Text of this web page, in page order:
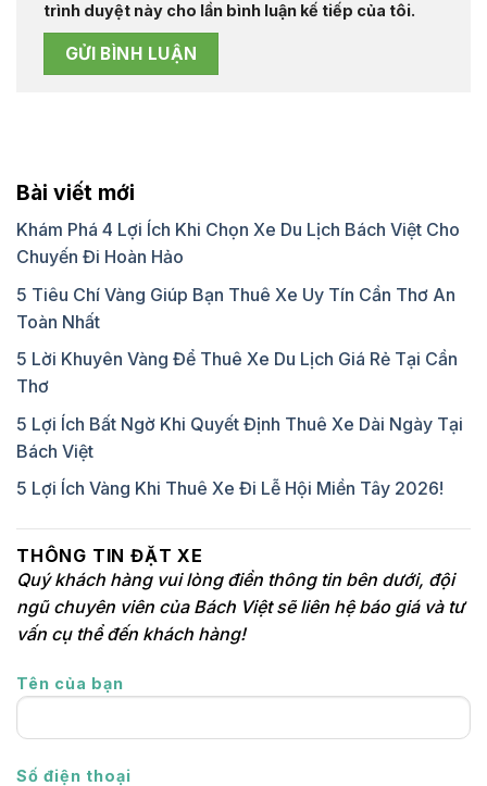
trình duyệt này cho lần bình luận kế tiếp của tôi.
Bài viết mới
Khám Phá 4 Lợi Ích Khi Chọn Xe Du Lịch Bách Việt Cho
Chuyến Đi Hoàn Hảo
5 Tiêu Chí Vàng Giúp Bạn Thuê Xe Uy Tín Cần Thơ An
Toàn Nhất
5 Lời Khuyên Vàng Để Thuê Xe Du Lịch Giá Rẻ Tại Cần
Thơ
5 Lợi Ích Bất Ngờ Khi Quyết Định Thuê Xe Dài Ngày Tại
Bách Việt
5 Lợi Ích Vàng Khi Thuê Xe Đi Lễ Hội Miền Tây 2026!
THÔNG TIN ĐẶT XE
Quý khách hàng vui lòng điền thông tin bên dưới, đội
ngũ chuyên viên của Bách Việt sẽ liên hệ báo giá và tư
vấn cụ thể đến khách hàng!
Tên của bạn
Số điện thoại